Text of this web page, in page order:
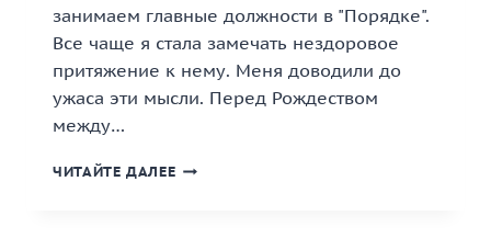
занимаем главные должности в "Порядке".
Все чаще я стала замечать нездоровое
притяжение к нему. Меня доводили до
ужаса эти мысли. Перед Рождеством
между…
ЧИТАЙТЕ ДАЛЕЕ «РОЖДЕСТВЕНСКИЕ